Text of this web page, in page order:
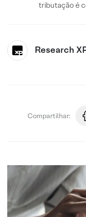
tributação é
Research
Compartilhar: